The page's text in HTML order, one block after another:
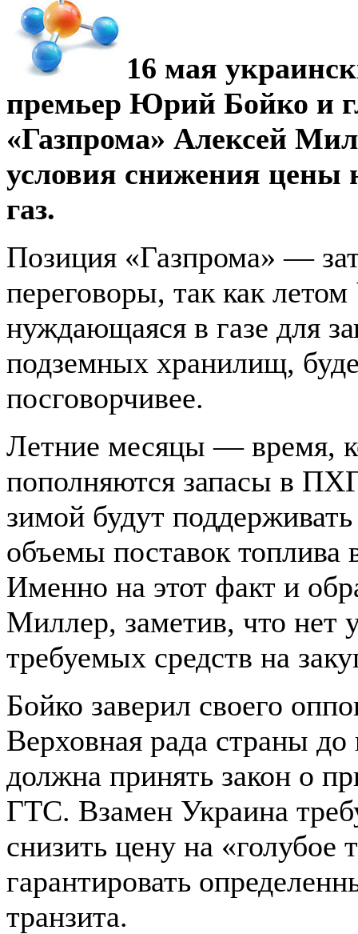
16 мая
премьер Юрий Бойко и
«Газпрома» Алексей
условия снижения цены
газ.
Позиция «Газпрома» —
переговоры, так как
нуждающаяся в газе для
подземных хранилищ,
посговорчивее.
Летние месяцы — время,
пополняются запасы в
зимой будут
объемы поставок топлива
Именно на этот факт и
Миллер, заметив, что нет
требуемых средств на
Бойко заверил своего
Верховная рада страны до
должна принять закон о
ГТС. Взамен Украина
снизить цену на «голубое
гарантировать
транзита.